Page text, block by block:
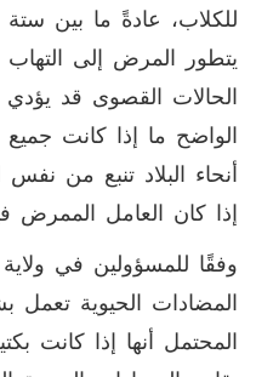
للكلاب، عادةً ما بين ستة
يتطور المرض إلى
الحالات القصوى قد يؤدي
الواضح ما إذا كانت جميع
أنحاء البلاد تنبع من
إذا كان العامل الممرض
وفقًا للمسؤولين في
المضادات الحيوية
المحتمل أنها إذا كانت